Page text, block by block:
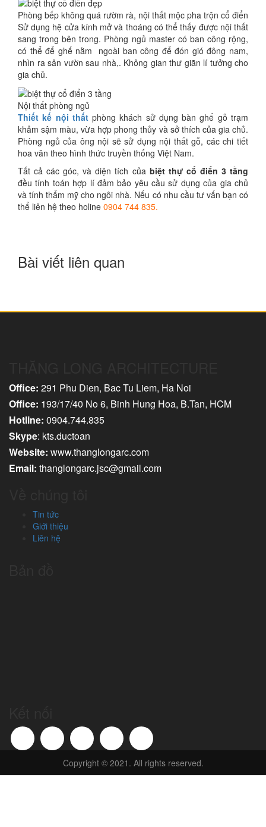
Phòng bếp không quá rườm rà, nội thất mộc pha trộn cổ điển
Sử dụng hệ cửa kính mở và thoáng có thể thấy được nội thất
sang trong bên trong. Phòng ngủ master có ban công rộng,
có thể để ghế nằm ngoài ban công để đón gió đông nam,
nhìn ra sân vườn sau nhà,. Không gian thư giãn lí tưởng cho
gia chủ.
Nội thất phòng ngủ
Thiết kế nội thấtphòng khách sử dụng bàn ghế gỗ trạm
khảm sậm màu, vừa hợp phong thủy và sở thích của gia chủ.
Phòng ngủ của ông nội sẽ sử dụng nội thất gỗ, các chi tiết
hoa văn theo hình thức truyền thống Việt Nam.
Tất cả các góc, và diện tích của biệt thự cổ điển 3 tầng
đều tính toán hợp lí đảm bảo yêu cầu sử dụng của gia chủ
và tính thẩm mỹ cho ngôi nhà. Nếu có nhu cầu tư vấn bạn có
thể liên hệ theo holine 0904 744 835.
Bài viết liên quan
Office: 291 Phu Dien, Bac Tu Liem, Ha Noi
Office: 193/17/40 No 6, Binh Hung Hoa, B.Tan, HCM
Hotline: 0904.744.835
Skype: kts.ductoan
Website: www.thanglongarc.com
Email: thanglongarc.jsc@gmail.com
Tin tức
Giới thiệu
Liên hệ
Copyright © 2021. All rights reserved.